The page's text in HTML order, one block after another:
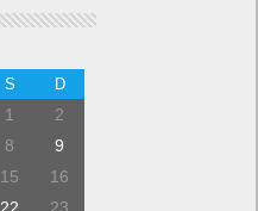
S D
1
2
8
9
15
16